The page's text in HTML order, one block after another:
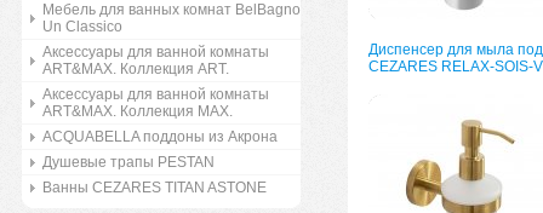
Мебель для ванных комнат BelBagno
Un Classico
Аксессуары для ванной комнаты
ART&MAX. Коллекция ART.
Аксессуары для ванной комнаты
ART&MAX. Коллекция MAX.
ACQUABELLA поддоны из Акрона
Душевые трапы PESTAN
Ванны CEZARES TITAN ASTONE
Диспенсер для мыла
CEZARES RELAX-SOIS-V